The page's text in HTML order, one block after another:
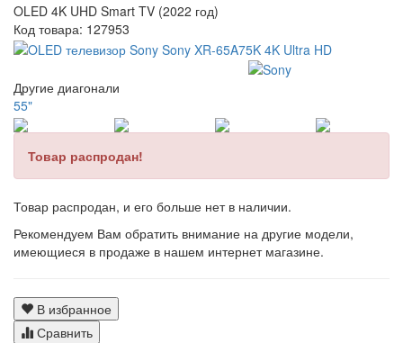
OLED 4K UHD Smart TV (2022 год)
Код товара: 127953
Другие диагонали
55"
Товар распродан!
Товар распродан, и его больше нет в наличии.
Рекомендуем Вам обратить внимание на другие модели,
имеющиеся в продаже в нашем интернет магазине.
В избранное
Сравнить